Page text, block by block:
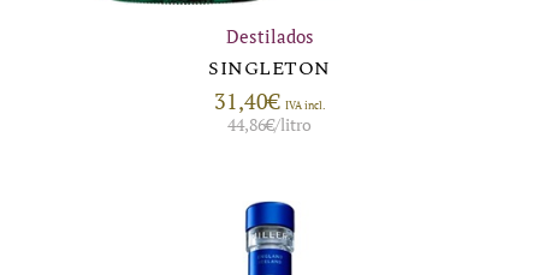
Destilados
SINGLETON
31,40€ IVA incl.
44,86€/litro